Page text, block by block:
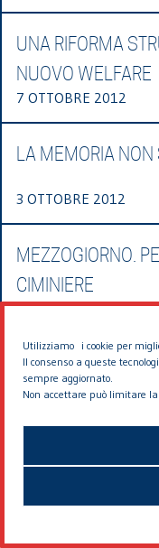
Utilizziamo i cookie per
Il consenso a queste
sempre aggiornato.
Non accettare può limitare
UNA RIFORMA
NUOVO WELFARE
7 OTTOBRE 2012
LA MEMORIA NON
3 OTTOBRE 2012
MEZZOGIORNO.
CIMINIERE
28 SETTEMBRE 2012
L’AMORE
EUROPA. QUALE
20 SETTEMBRE 2012